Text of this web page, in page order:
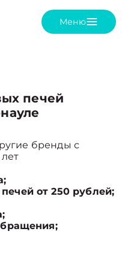
Меню
печей
бренды с
от 250 рублей;